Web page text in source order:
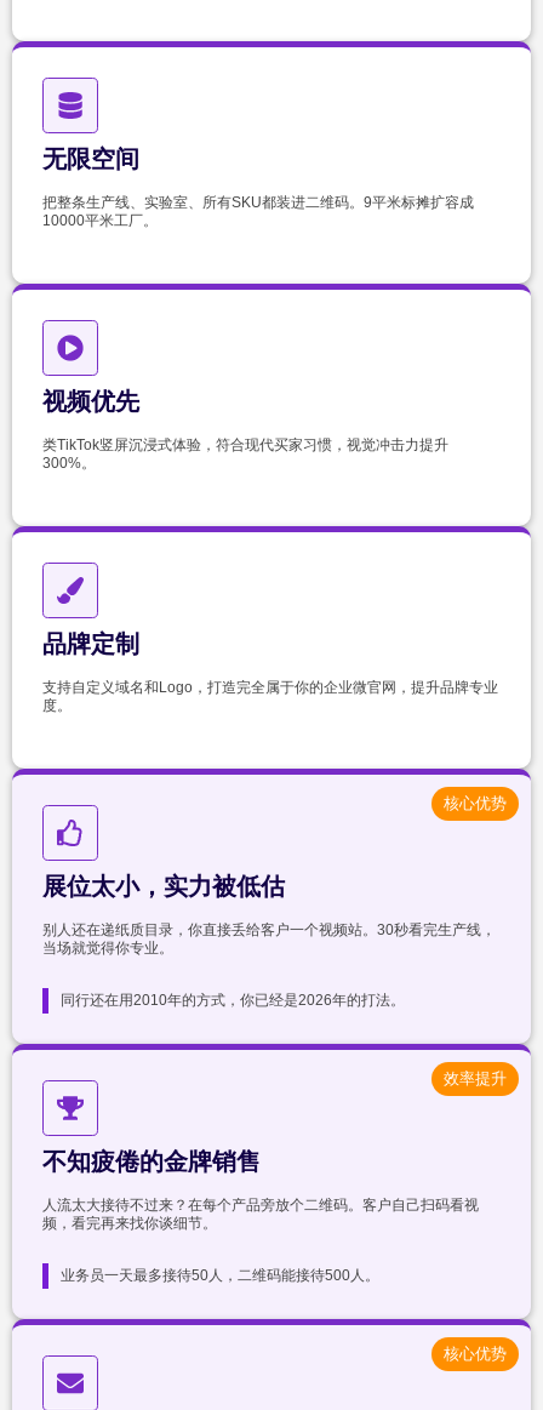
无限空间
把整条生产线、实验室、所有SKU都装进二维码。9平米标摊扩容成
10000平米工厂。
视频优先
类TikTok竖屏沉浸式体验，符合现代买家习惯，视觉冲击力提升
300%。
品牌定制
支持自定义域名和Logo，打造完全属于你的企业微官网，提升品牌专业
度。
展位太小，实力被低估
别人还在递纸质目录，你直接丢给客户一个视频站。30秒看完生产线，
当场就觉得你专业。
同行还在用2010年的方式，你已经是2026年的打法。
核心优势
不知疲倦的金牌销售
人流太大接待不过来？在每个产品旁放个二维码。客户自己扫码看视
频，看完再来找你谈细节。
业务员一天最多接待50人，二维码能接待500人。
效率提升
核心优势